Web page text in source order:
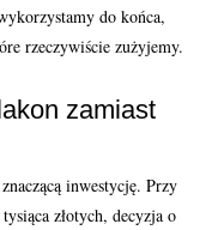
do końca,
rzeczywiście zużyjemy.
zamiast
inwestycję. Przy
złotych, decyzja o